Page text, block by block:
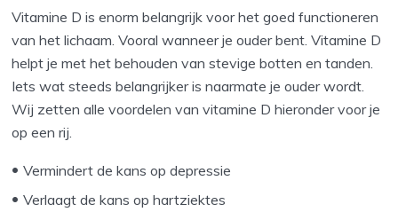
Vitamine D is enorm belangrijk voor het goed functioneren
van het lichaam. Vooral wanneer je ouder bent. Vitamine D
helpt je met het behouden van stevige botten en tanden.
Iets wat steeds belangrijker is naarmate je ouder wordt.
Wij zetten alle voordelen van vitamine D hieronder voor je
op een rij.
Vermindert de kans op depressie
Verlaagt de kans op hartziektes